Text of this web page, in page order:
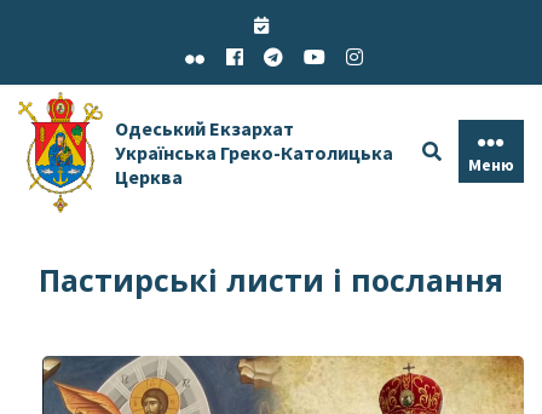
Одеський Екзархат
Українська Греко-Католицька
Церква
Меню
Пастирські листи і послання